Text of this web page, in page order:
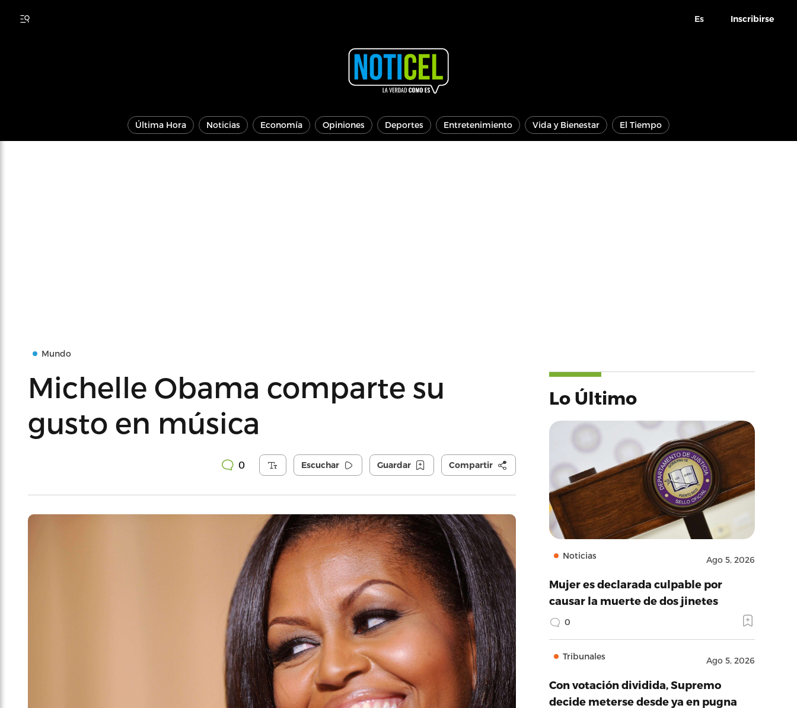
Es Inscribirse
Última Hora Noticias Economía Opiniones Deportes Entretenimiento Vida y Bienestar El Tiempo
Mundo
Michelle Obama comparte su
gusto en música
0 Escuchar Guardar Compartir
Lo Último
Noticias Ago 5, 2026
Mujer es declarada culpable por
causar la muerte de dos jinetes
0
Tribunales Ago 5, 2026
Con votación dividida, Supremo
decide meterse desde ya en pugna